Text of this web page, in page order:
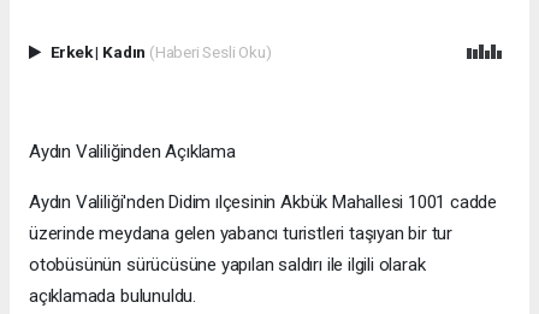
Erkek| Kadın (Haberi Sesli Oku)
Aydın Valiliğinden Açıklama
Aydın Valiliği'nden Didim ılçesinin Akbük Mahallesi 1001 cadde
üzerinde meydana gelen yabancı turistleri taşıyan bir tur
otobüsünün sürücüsüne yapılan saldırı ile ilgili olarak
açıklamada bulunuldu.